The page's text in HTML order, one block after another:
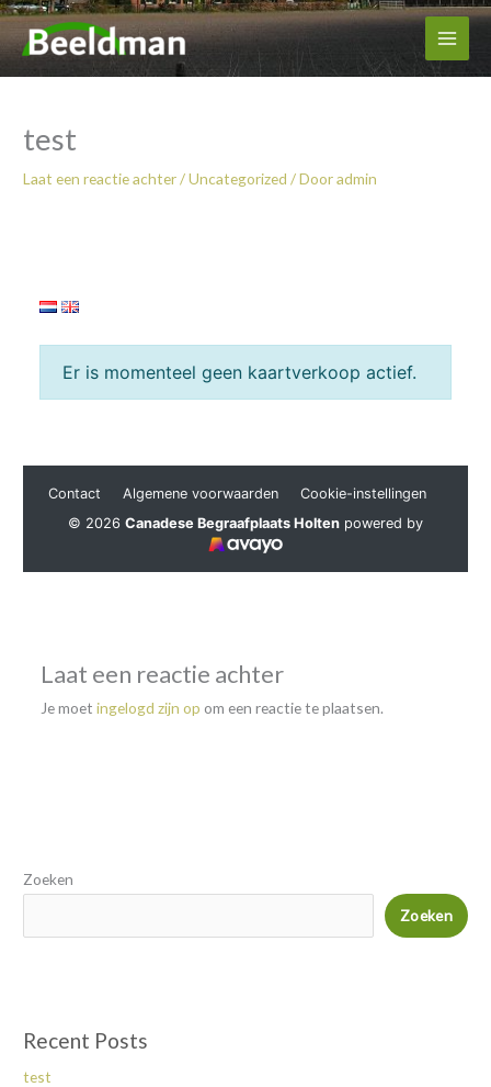
Ga
naar
Main
Zoeken
Zoeken
Recent Posts
test
test
Laat een reactie achter/Uncategorized / Dooradmin
Laat een reactie achter
Je moet ingelogd zijn op om een reactie te plaatsen.